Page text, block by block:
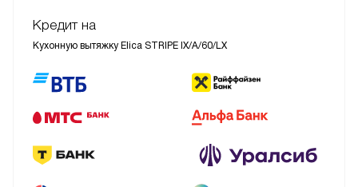
Кредит на
Кухонную вытяжку Elica STRIPE IX/A/60/LX